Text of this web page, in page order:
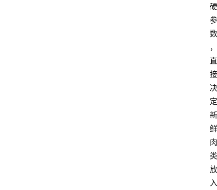
硬
参
数
，
直
接
决
定
新
鲜
肉
类
放
入